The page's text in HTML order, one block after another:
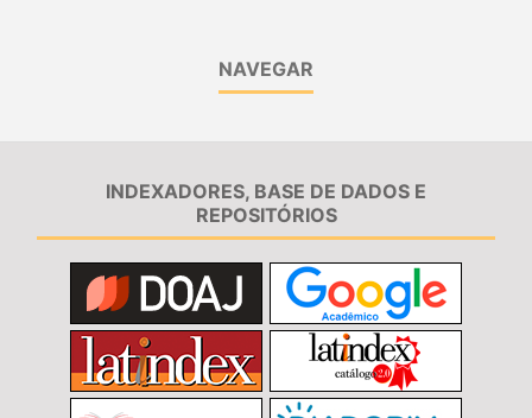
NAVEGAR
INDEXADORES, BASE DE DADOS E
REPOSITÓRIOS